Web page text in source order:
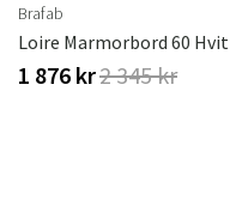
Brafab
Loire Marmorbord 60 Hvit
1 876 kr2 345 kr